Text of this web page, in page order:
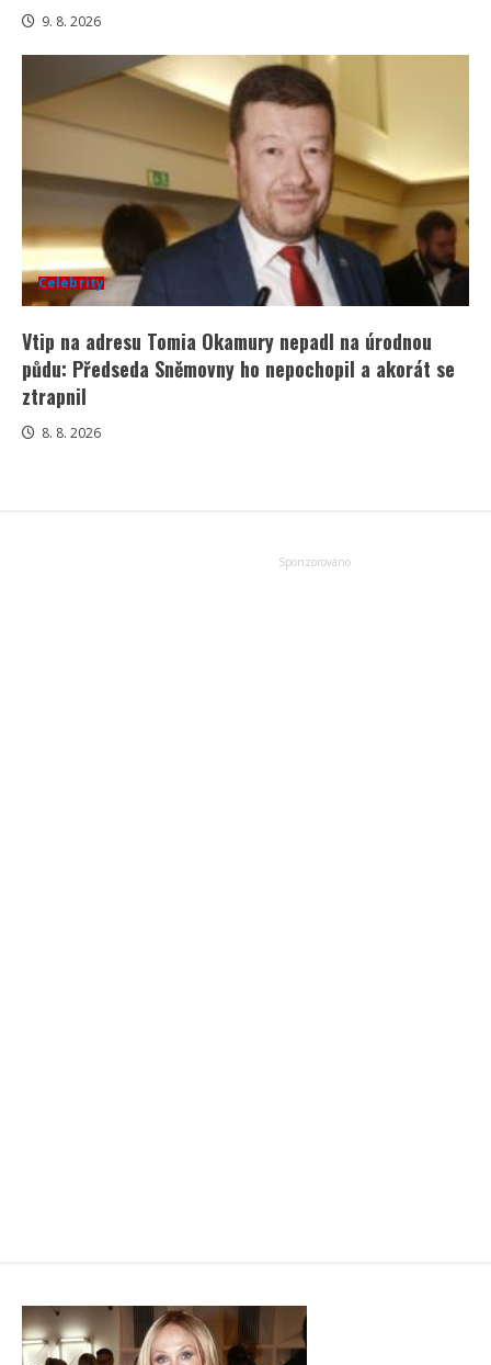
9. 8. 2026
Celebrity
Vtip na adresu Tomia Okamury nepadl na úrodnou
půdu: Předseda Sněmovny ho nepochopil a akorát se
ztrapnil
8. 8. 2026